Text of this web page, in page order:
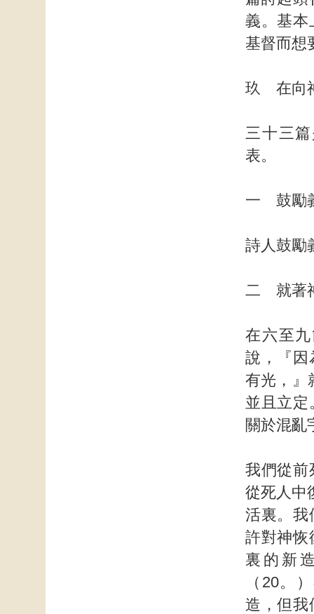
義。基本
基督而想
玖 在向
三十三
表。
一 鼓勵
詩人鼓勵
二 就著
在六至
說，『因
有光，』
並且立定
關於混亂
我們從前
從死人中
活裏。我
許對神恢
裏的新
（20。
造，但我